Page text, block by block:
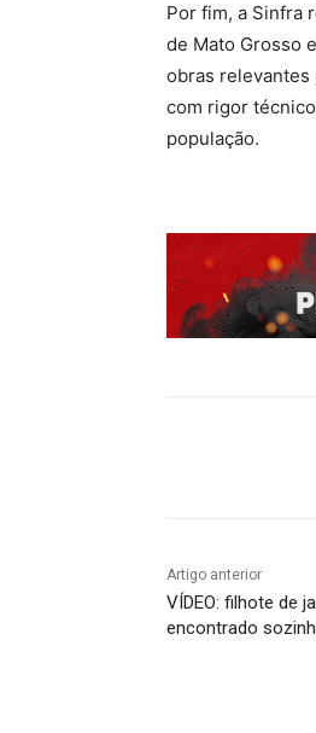
Por fim, a Sinfra
de Mato Grosso
obras relevantes
com rigor
população.
Artigo anterior
VÍDEO: filhote de
encontrado